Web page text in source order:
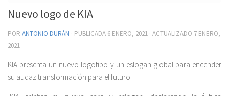
Nuevo logo de KIA
POR ANTONIO DURÁN · PUBLICADA 6 ENERO, 2021 · ACTUALIZADO 7 ENERO,
2021
KIA presenta un nuevo logotipo y un eslogan global para encender
su audaz transformación para el futuro.